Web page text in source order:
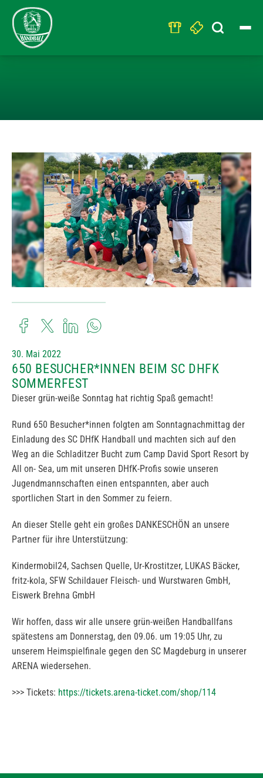
Search
for:
30. Mai 2022
650 BESUCHER*INNEN BEIM SC DHFK
SOMMERFEST
Dieser grün-weiße Sonntag hat richtig Spaß gemacht!
Rund 650 Besucher*innen folgten am Sonntagnachmittag der
Einladung des SC DHfK Handball und machten sich auf den
Weg an die Schladitzer Bucht zum Camp David Sport Resort by
All on- Sea, um mit unseren DHfK-Profis sowie unseren
Jugendmannschaften einen entspannten, aber auch
sportlichen Start in den Sommer zu feiern.
An dieser Stelle geht ein großes DANKESCHÖN an unsere
Partner für ihre Unterstützung:
Kindermobil24, Sachsen Quelle, Ur-Krostitzer, LUKAS Bäcker,
fritz-kola, SFW Schildauer Fleisch- und Wurstwaren GmbH,
Eiswerk Brehna GmbH
Wir hoffen, dass wir alle unsere grün-weißen Handballfans
spätestens am Donnerstag, den 09.06. um 19:05 Uhr, zu
unserem Heimspielfinale gegen den SC Magdeburg in unserer
ARENA wiedersehen.
>>> Tickets: https://tickets.arena-ticket.com/shop/114